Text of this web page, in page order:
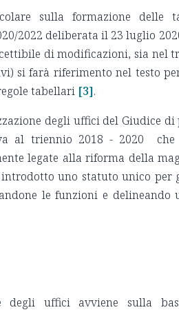
sulla formazione delle
2022 deliberata il 23 luglio
di modificazioni, sia nel
si farà riferimento nel testo
tabellari [3].
degli uffici del Giudice di
al triennio 2018 - 2020 che
legate alla riforma della
uno statuto unico per
le funzioni e delineando
degli uffici avviene sulla